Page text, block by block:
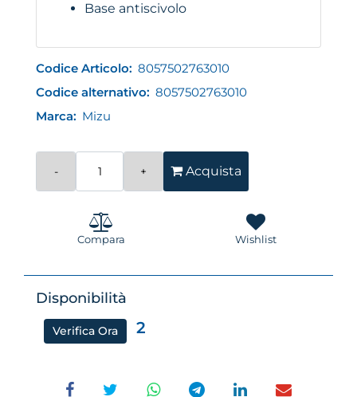
Base antiscivolo
Codice Articolo: 8057502763010
Codice alternativo: 8057502763010
Marca: Mizu
Acquista
Compara Wishlist
Disponibilità
Verifica Ora 2